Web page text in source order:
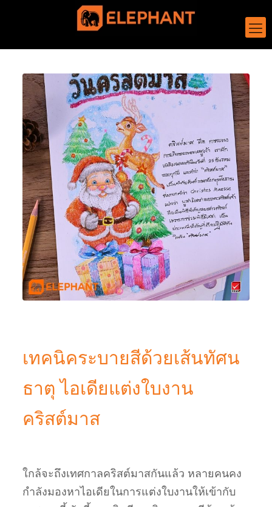
เทคนิคระบายสีด้วยเส้นทัศน
ธาตุ ไอเดียแต่งใบงาน
คริสต์มาส
ใกล้จะถึงเทศกาลคริสต์มาสกันแล้ว หลายคนคง
กำลังมองหาไอเดียในการแต่งใบงานให้เข้ากับ